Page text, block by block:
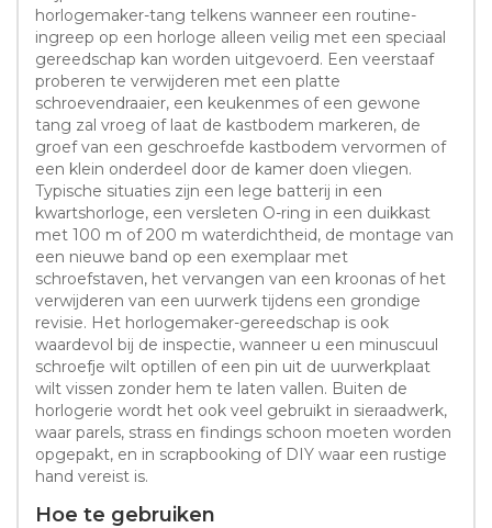
horlogemaker-tang telkens wanneer een routine-
ingreep op een horloge alleen veilig met een speciaal
gereedschap kan worden uitgevoerd. Een veerstaaf
proberen te verwijderen met een platte
schroevendraaier, een keukenmes of een gewone
tang zal vroeg of laat de kastbodem markeren, de
groef van een geschroefde kastbodem vervormen of
een klein onderdeel door de kamer doen vliegen.
Typische situaties zijn een lege batterij in een
kwartshorloge, een versleten O-ring in een duikkast
met 100 m of 200 m waterdichtheid, de montage van
een nieuwe band op een exemplaar met
schroefstaven, het vervangen van een kroonas of het
verwijderen van een uurwerk tijdens een grondige
revisie. Het horlogemaker-gereedschap is ook
waardevol bij de inspectie, wanneer u een minuscuul
schroefje wilt optillen of een pin uit de uurwerkplaat
wilt vissen zonder hem te laten vallen. Buiten de
horlogerie wordt het ook veel gebruikt in sieraadwerk,
waar parels, strass en findings schoon moeten worden
opgepakt, en in scrapbooking of DIY waar een rustige
hand vereist is.
Hoe te gebruiken